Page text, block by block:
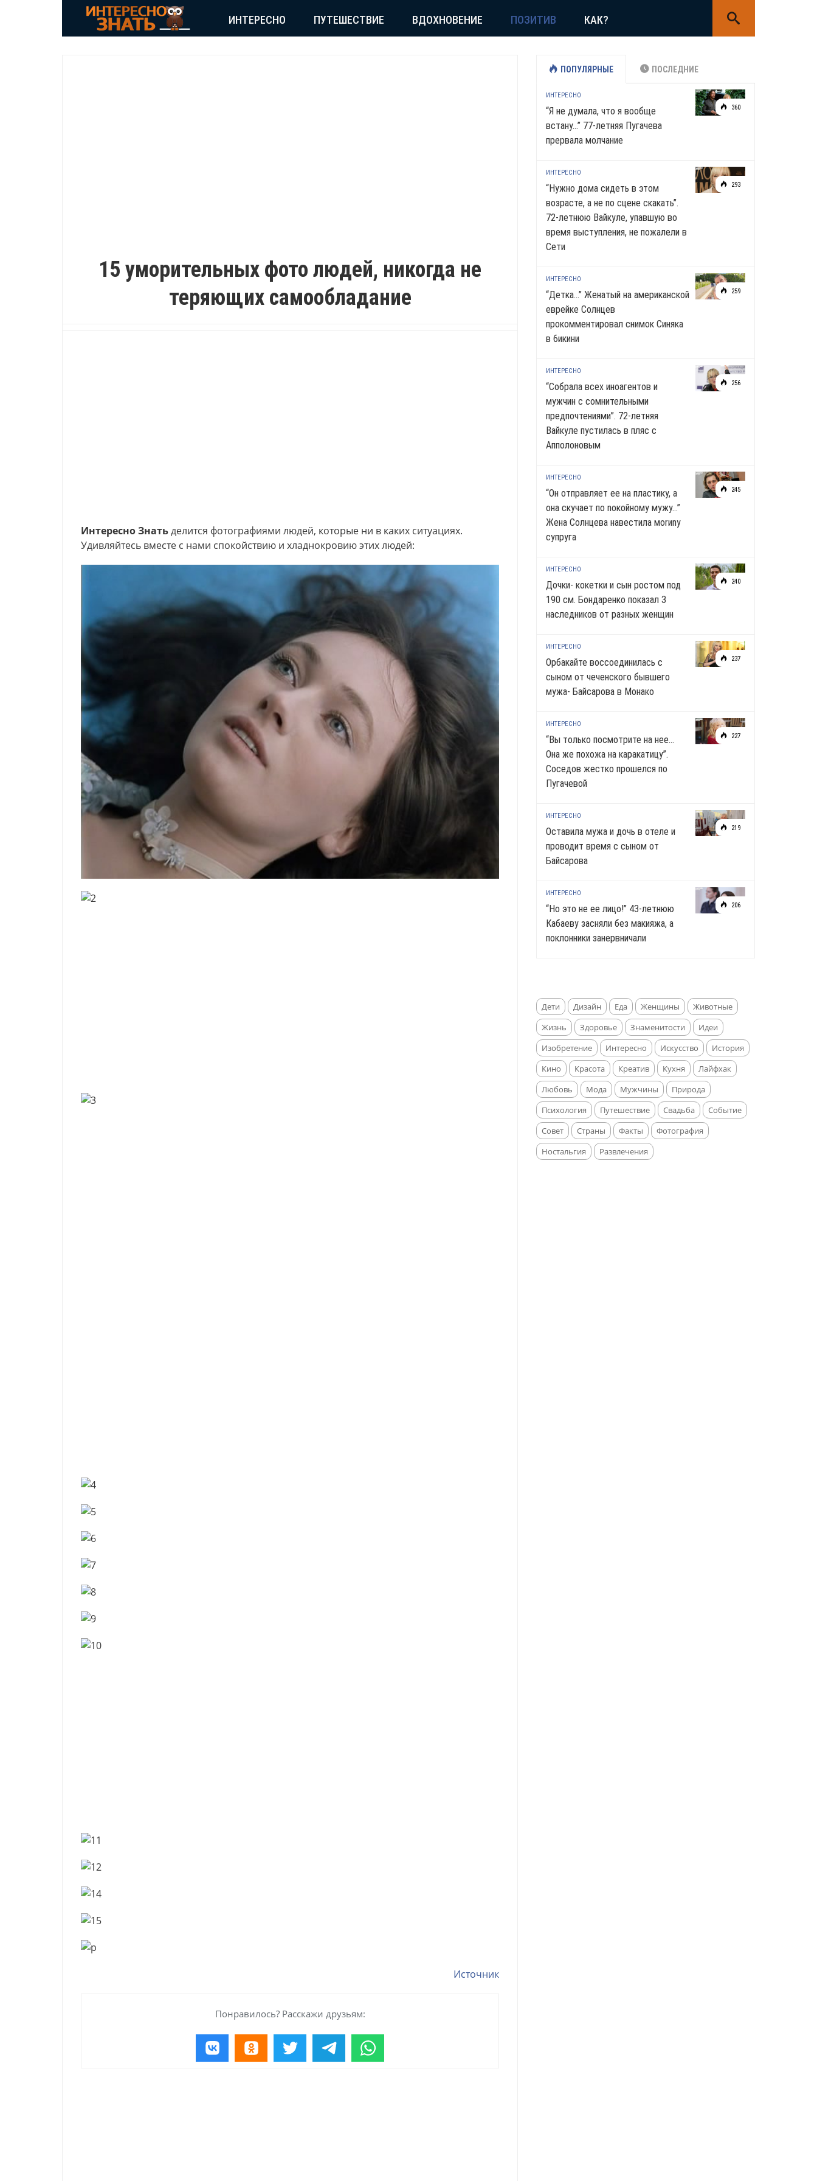
ИНТЕРЕСНО ПУТЕШЕСТВИЕ ВДОХНОВЕНИЕ ПОЗИТИВ КАК?
15 уморительных фото людей, никогда не
теряющих самообладание
Интересно Знатьделится фотографиями людей, которые ни в каких ситуациях.
Удивляйтесь вместе с нами спокойствию и хладнокровию этих людей:
Источник
Понравилось? Расскажи друзьям:
ПОПУЛЯРНЫЕ ПОСЛЕДНИЕ
360
ИНТЕРЕСНО
“Я не думала, что я вообще
встану…” 77-летняя Пугачева
прервала молчание
293
ИНТЕРЕСНО
“Нужно дома сидеть в этом
возрасте, а не по сцене скакать”.
72-летнюю Вайкуле, упавшую во
время выступления, не пожалели в
Сети
259
ИНТЕРЕСНО
“Детка…” Женатый на американской
еврейке Солнцев
прокомментировал снимок Синяка
в 6икини
256
ИНТЕРЕСНО
“Собрала всех иноагентов и
мужчин с сомнительными
предпочтениями”. 72-летняя
Вайкуле пустилась в пляс с
Апполоновым
245
ИНТЕРЕСНО
“Он отправляет ее на пластику, а
она скучает по noкoйномy мужу…”
Жена Солнцева навестила моrиnу
супруга
240
ИНТЕРЕСНО
Дочки- кокетки и сын ростом под
190 см. Бондаренко показал 3
наследников от разных женщин
237
ИНТЕРЕСНО
Орбакайте воссоединилась с
сыном от чеченского бывшего
мужа- Байсарова в Монако
227
ИНТЕРЕСНО
“Вы только посмотрите на нее…
Она же похожа на каракатицу”.
Соседов жестко прошелся по
Пугачевой
219
ИНТЕРЕСНО
Оставила мужа и дочь в отеле и
проводит время с сыном от
Байсарова
206
ИНТЕРЕСНО
“Но это не ее лицо!” 43-летнюю
Кабаеву засняли без макияжа, а
поклонники занервничали
Дети Дизайн Еда Женщины
Животные
Жизнь
Здоровье Знаменитости
Идеи
Изобретение
Интересно Искусство
История
Кино
Красота Креатив Кухня
Лайфхак
Любовь
Мода Мужчины
Природа
Психология
Путешествие Свадьба
Событие
Совет
Страны Факты
Фотография
Ностальгия
Развлечения